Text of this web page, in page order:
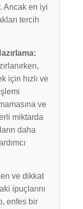
Ancak en iyi
tercih
için hızlı ve
ve
miktarda
daha
ve dikkat
ipuçlarını
enfes bir